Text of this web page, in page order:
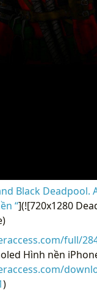
Black Deadpool.
“](![720x1280
full/
Hình nền
)